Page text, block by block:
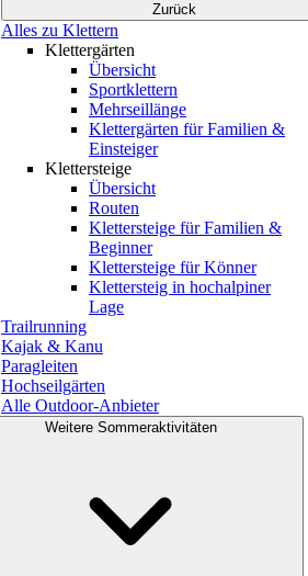
Zurück
Alles zu Klettern
Klettergärten
Übersicht
Sportklettern
Mehrseillänge
Klettergärten für Familien &
Einsteiger
Klettersteige
Übersicht
Routen
Klettersteige für Familien &
Beginner
Klettersteige für Könner
Klettersteig in hochalpiner
Lage
Trailrunning
Kajak & Kanu
Paragleiten
Hochseilgärten
Alle Outdoor-Anbieter
Weitere Sommeraktivitäten